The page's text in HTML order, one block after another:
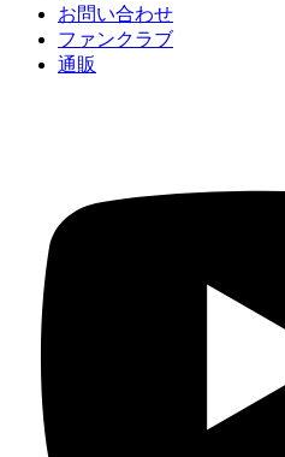
お問い合わせ
ファンクラブ
通販